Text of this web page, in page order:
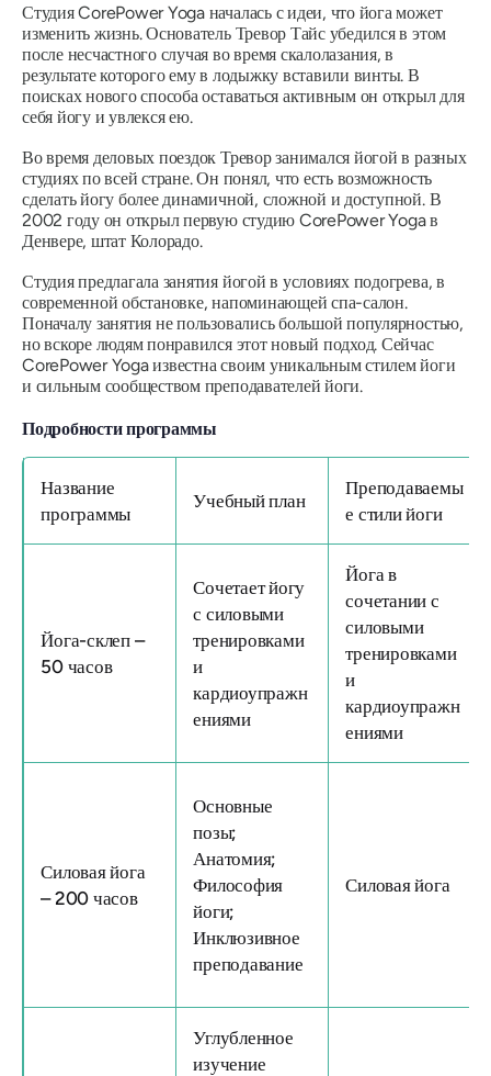
Студия CorePower Yoga началась с идеи, что йога может
изменить жизнь. Основатель Тревор Тайс убедился в этом
после несчастного случая во время скалолазания, в
результате которого ему в лодыжку вставили винты. В
поисках нового способа оставаться активным он открыл для
себя йогу и увлекся ею.
Во время деловых поездок Тревор занимался йогой в разных
студиях по всей стране. Он понял, что есть возможность
сделать йогу более динамичной, сложной и доступной. В
2002 году он открыл первую студию CorePower Yoga в
Денвере, штат Колорадо.
Студия предлагала занятия йогой в условиях подогрева, в
современной обстановке, напоминающей спа-салон.
Поначалу занятия не пользовались большой популярностью,
но вскоре людям понравился этот новый подход. Сейчас
CorePower Yoga известна своим уникальным стилем йоги
и сильным сообществом преподавателей йоги.
Подробности программы
Название
программы
Учебный план
Преподаваемы
е стили йоги
Йога-склеп –
50 часов
Сочетает йогу
с силовыми
тренировками
и
кардиоупражн
ениями
Йога в
сочетании с
силовыми
тренировками
и
кардиоупражн
ениями
Силовая йога
– 200 часов
Основные
позы;
Анатомия;
Философия
йоги;
Инклюзивное
преподавание
Силовая йога
Углубленное
изучение